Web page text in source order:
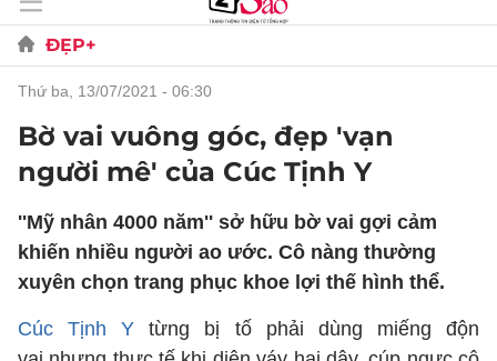
ĐẸP+
thứ ba, 13/07/2021 - 06:30
Bờ vai vuông góc, đẹp 'vạn
người mê' của Cúc Tịnh Y
''Mỹ nhân 4000 năm'' sở hữu bờ vai gợi cảm
khiến nhiều người ao ước. Cô nàng thường
xuyên chọn trang phục khoe lợi thế hình thể.
Cúc Tịnh Y từng bị tố phải dùng miếng độn